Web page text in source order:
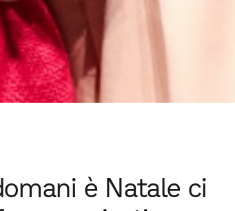
è Natale ci